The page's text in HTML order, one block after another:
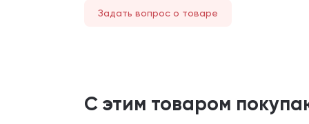
Задать вопрос о товаре
С этим товаром